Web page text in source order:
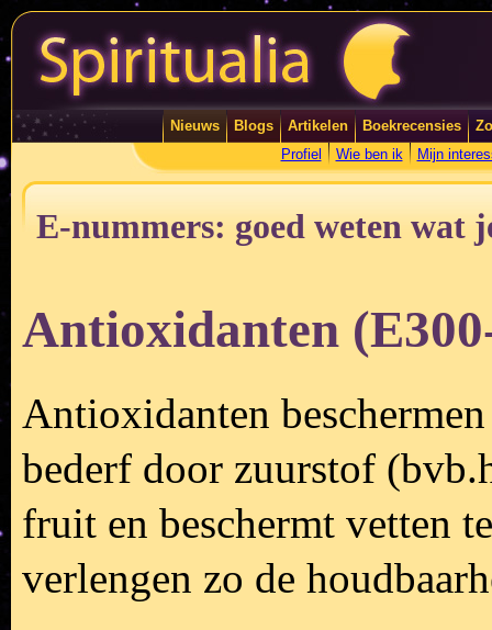
Nieuws Blogs Artikelen Boekrecensies
Profiel
Wie ben ik Mijn
E-nummers: goed weten wat
Antioxidanten
Antioxidanten
bederf door zuurstof
fruit en beschermt vetten
verlengen zo de